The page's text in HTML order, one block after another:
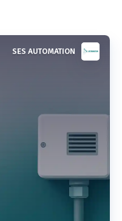
SES AUTOMATION